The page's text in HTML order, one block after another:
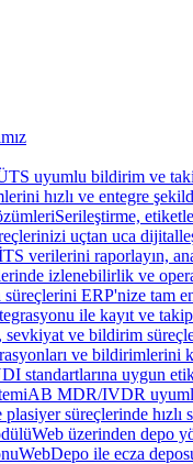
uyumlu bildirim ve
hızlı ve entegre
Serileştirme,
uçtan uca
verilerini raporlayın,
izlenebilirlik ve
süreçlerini ERP'nize tam
ile kayıt ve
sevkiyat ve bildirim
ve bildirimlerini
standartlarına uygun
AB MDR/IVDR
plasiyer süreçlerinde hızlı
Web üzerinden depo
WebDepo ile ecza